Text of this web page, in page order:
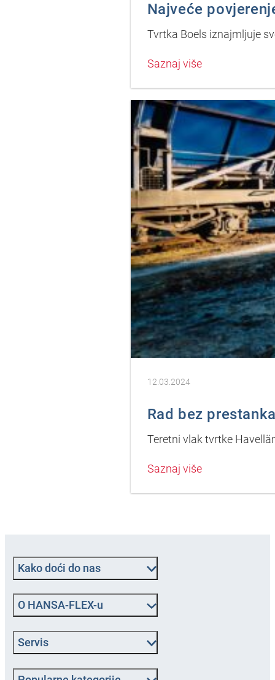
Najveće
Tvrtka Boels iznajmljuje
Saznaj više
12.03.2024
Rad bez
Teretni vlak tvrtke
Saznaj više
Kako doći do nas
O HANSA‑FLEX-u
Servis